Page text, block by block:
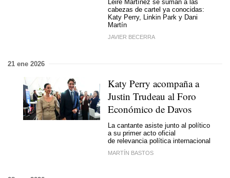
Leire Martínez se suman a las
cabezas de cartel ya conocidas:
Katy Perry, Linkin Park y Dani
Martín
JAVIER BECERRA
21 ene 2026
Katy Perry acompaña a
Justin Trudeau al Foro
Económico de Davos
La cantante asiste junto al político
a su primer acto oficial
de relevancia política internacional
MARTÍN BASTOS